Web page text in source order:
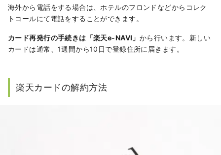
海外から電話をする場合は、ホテルのフロンドなどからコレク
トコールにて電話をすることができます。
カード再発行の手続きは「楽天e-NAVI」 から行います。新しい
カードは通常、1週間から10日で登録住所に届きます。
楽天カードの解約方法